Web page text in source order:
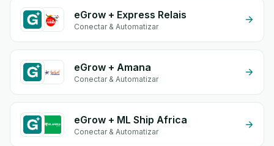
eGrow + Express Relais
Conectar & Automatizar
eGrow + Amana
Conectar & Automatizar
eGrow + ML Ship Africa
Conectar & Automatizar